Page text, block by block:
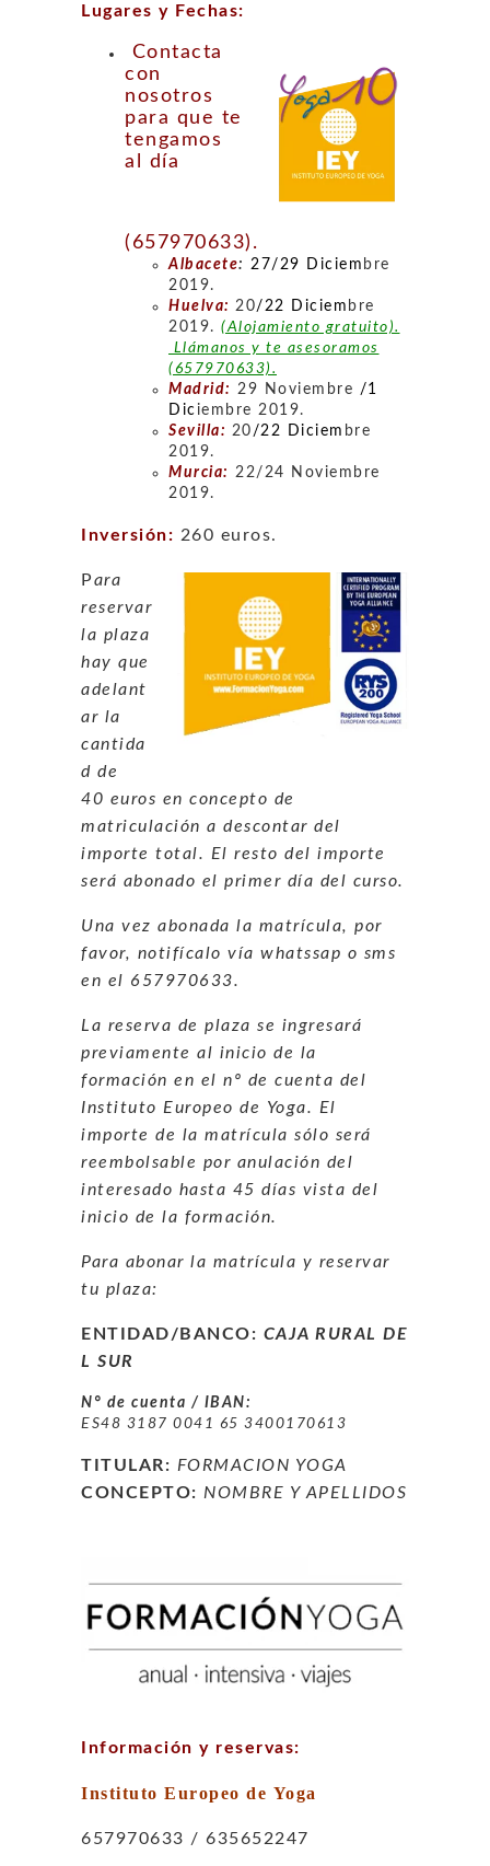
Lugares y Fechas:
Contacta
con
nosotros
para que te
tengamos
al día
(657970633).
Albacete: 27/29 Diciem bre
2019.
Huelva: 20/22 Diciem bre
2019. (Alojamiento gratuito).
Llámanos y te asesoramos
(657970633).
Madrid: 29 Noviembre /1
Dic iembre 2019.
Sevilla: 20 /22 Diciem bre
2019.
Murcia: 22/24 Noviembre
2019.
Inversión: 260 euros.
Para
reservar
la plaza
hay que
adelant
ar la
cantida
d de
40 euros en concepto de
matriculación a descontar del
importe total. El resto del importe
será abonado el primer día del curso.
Una vez abonada la matrícula, por
favor, notifícalo vía whatssap o sms
en el 657970633.
La reserva de plaza se ingresará
previamente al inicio de la
formación en el nº de cuenta del
Instituto Europeo de Yoga. El
importe de la matrícula sólo será
reembolsable por anulación del
interesado hasta 45 días vista del
inicio de la formación.
Para abonar la matrícula y reservar
tu plaza:
ENTIDAD/BANCO: CAJA RURAL DE
L SUR
N° de cuenta / IBAN:
ES48 3187 0041 65 3400170613
TITULAR: FORMACION YOGA
CONCEPTO: NOMBRE Y APELLIDOS
Información y reservas:
Instituto Europeo de Yoga
657970633 / 635652247